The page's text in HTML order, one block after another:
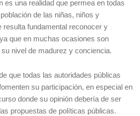
es una realidad que permea en todas
de las niñas, niños y
resulta fundamental reconocer y
que en muchas ocasiones son
nivel de madurez y conciencia.
que todas las autoridades públicas
su participación, en especial en
donde su opinión debería de ser
propuestas de políticas públicas.